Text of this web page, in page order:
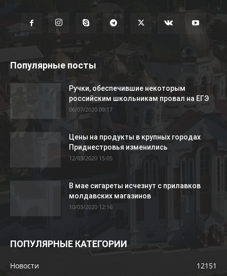
Популярные посты
Ручки, обеспечившие некоторым
российским школьникам провал на ЕГЭ
06/07/2020 09:17
Цены на продукты в крупных городах
Приднестровья изменились
12/03/2020 15:05
В мае сигареты исчезнут с прилавков
молдавских магазинов
10/03/2020 12:16
ПОПУЛЯРНЫЕ КАТЕГОРИИ
Новости 12151